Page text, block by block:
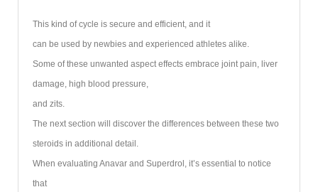
This kind of cycle is secure and efficient, and it
can be used by newbies and experienced athletes alike.
Some of these unwanted aspect effects embrace joint pain, liver
damage, high blood pressure,
and zits.
The next section will discover the differences between these two
steroids in additional detail.
When evaluating Anavar and Superdrol, it’s essential to notice
that